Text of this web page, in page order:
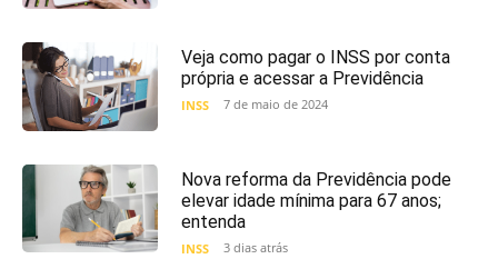
Veja como pagar o INSS por conta
própria e acessar a Previdência
INSS 7 de maio de 2024
Nova reforma da Previdência pode
elevar idade mínima para 67 anos;
entenda
INSS 3 dias atrás